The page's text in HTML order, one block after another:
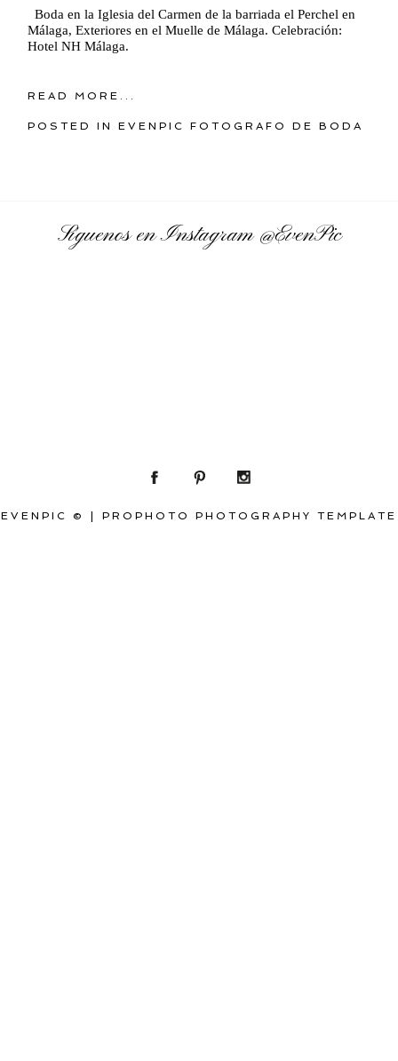
Boda en la Iglesia del Carmen de la barriada el Perchel en
Málaga, Exteriores en el Muelle de Málaga. Celebración:
Hotel NH Málaga.
READ MORE...
POSTED INEVENPIC FOTOGRAFO DE BODA
Síguenos en Instagram@EvenPic
EVENPIC © | PROPHOTO PHOTOGRAPHY TEMPLATE